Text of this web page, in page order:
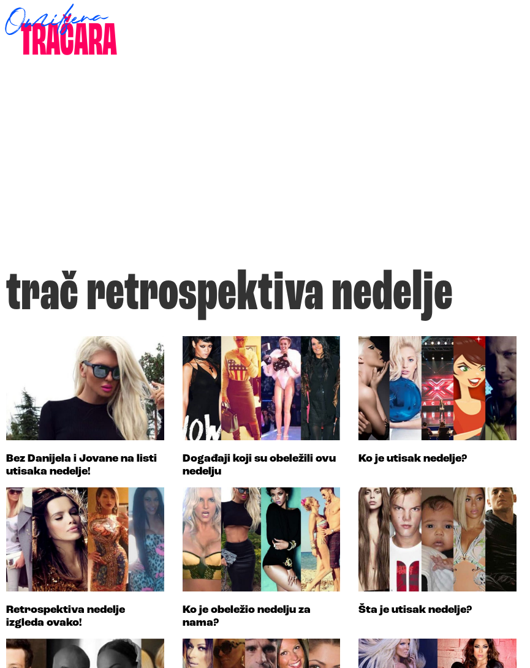
trač retrospektiva nedelje
Bez Danijela i Jovane na listi
utisaka nedelje!
Događaji koji su obeležili ovu
nedelju
Ko je utisak nedelje?
Retrospektiva nedelje
izgleda ovako!
Ko je obeležio nedelju za
nama?
Šta je utisak nedelje?